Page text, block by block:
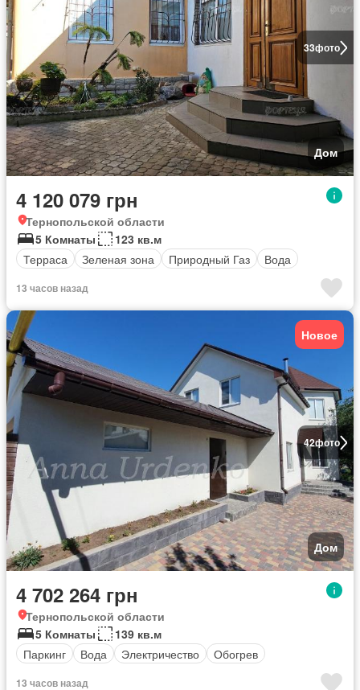
33фото
Дом
4 120 079 грн
Тернопольской области
5 Комнаты
123 кв.м
Терраса
Зеленая зона Природный Газ Вода
13 часов назад
42фото
Новое
Дом
4 702 264 грн
Тернопольской области
5 Комнаты
139 кв.м
Паркинг
Вода Электричество Обогрев
13 часов назад